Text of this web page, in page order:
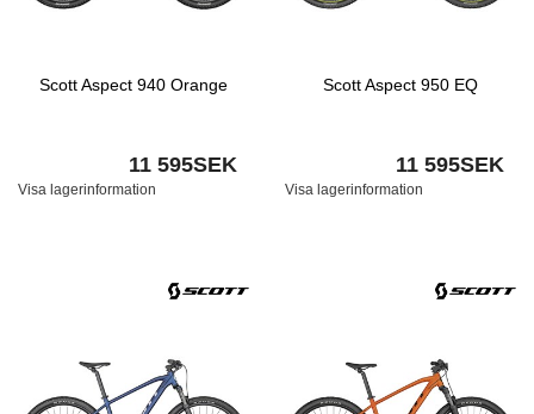
Scott Aspect 940 Orange
11 595SEK
Visa lagerinformation
Scott Aspect 950 EQ
11 595SEK
Visa lagerinformation